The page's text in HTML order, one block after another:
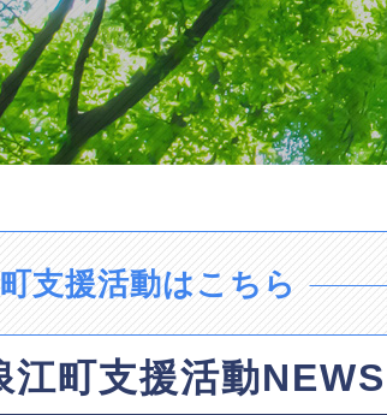
支援活動はこちら
江町支援活動NEWS